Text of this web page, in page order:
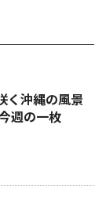
く沖縄の風景
週の一枚